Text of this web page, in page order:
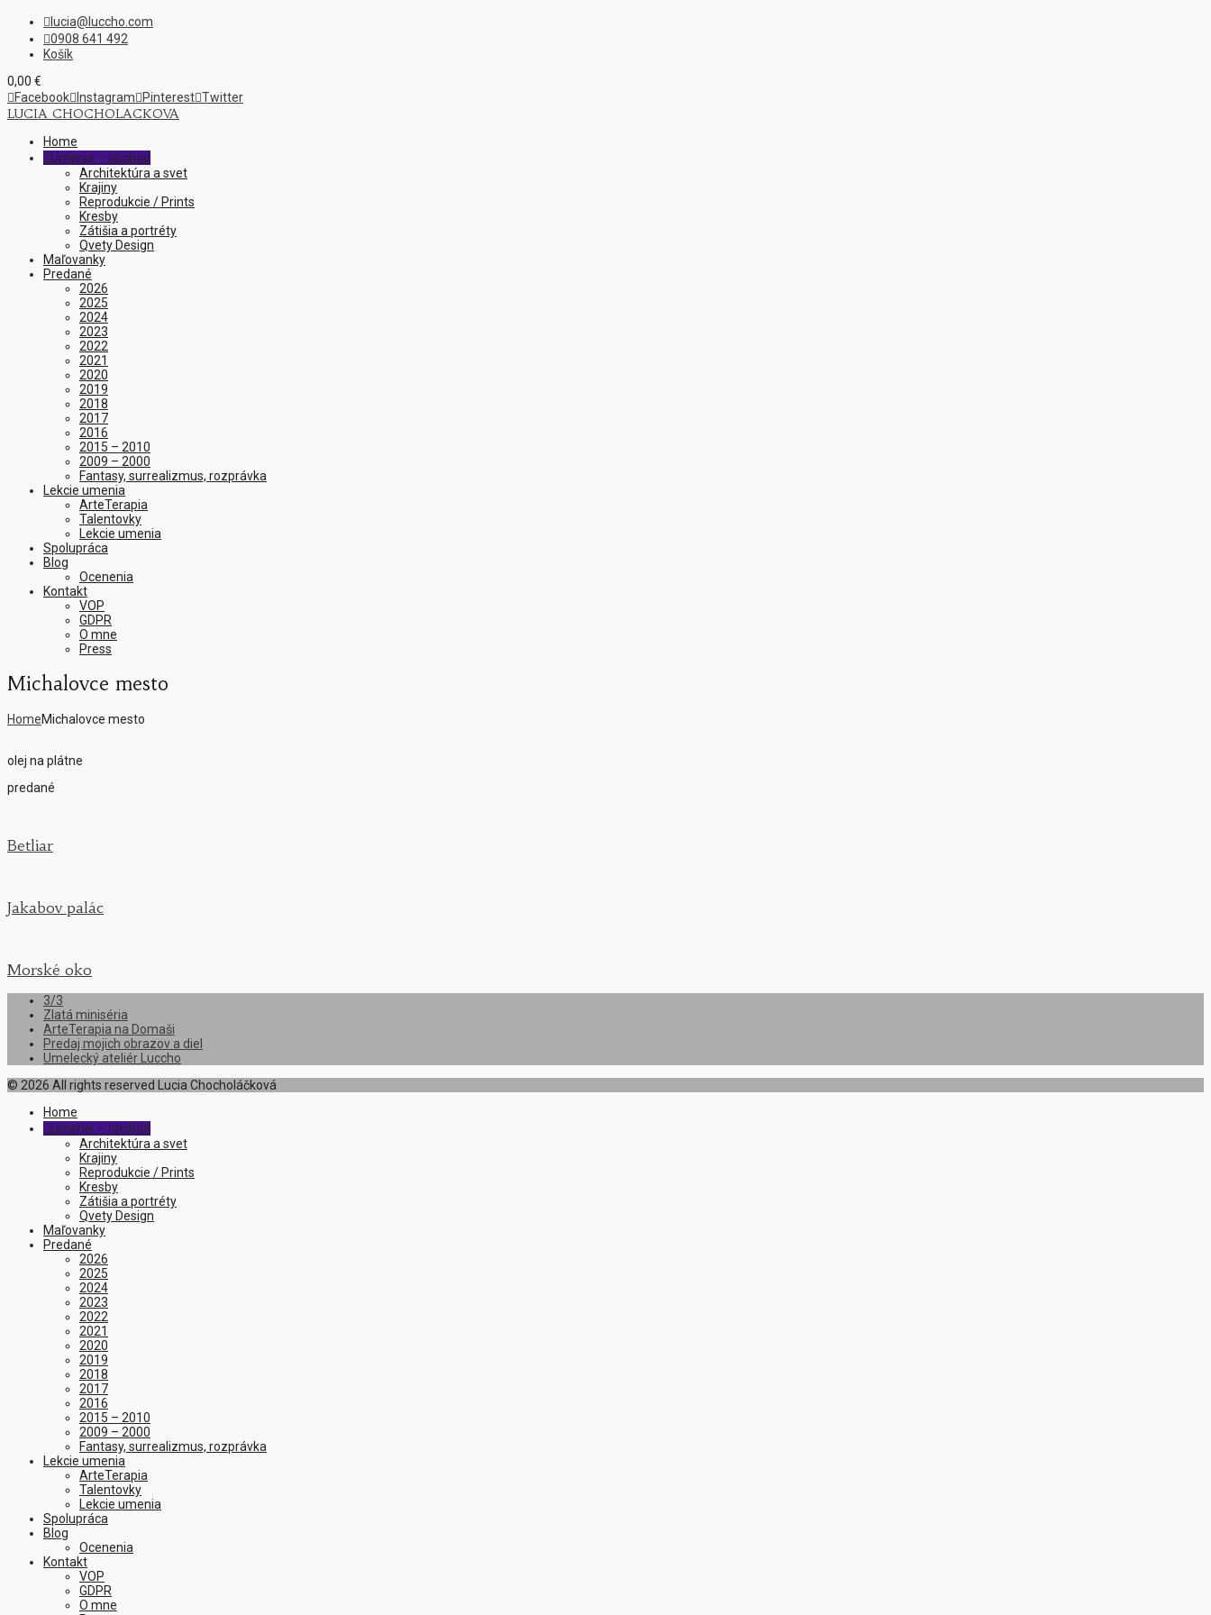
 lucia@luccho.com
0908 641 492
Košík
0,00 €
Facebook InstagramPinterestTwitter
LUCIA CHOCHOLACKOVA
Home
 Umenie – obchod
Architektúra a svet
Krajiny
Reprodukcie / Prints
Kresby
Zátišia a portréty
Qvety Design
Maľovanky
Predané
2026
2025
2024
2023
2022
2021
2020
2019
2018
2017
2016
2015 – 2010
2009 – 2000
Fantasy, surrealizmus, rozprávka
Lekcie umenia
ArteTerapia
Talentovky
Lekcie umenia
Spolupráca
Blog
Ocenenia
Kontakt
VOP
GDPR
O mne
Press
Michalovce mesto
HomeMichalovce mesto
olej na plátne
predané
Betliar
Jakabov palác
Morské oko
3/3
Zlatá miniséria
ArteTerapia na Domaši
Predaj mojich obrazov a diel
Umelecký ateliér Luccho
© 2026 All rights reserved Lucia Chocholáčková
Home
 Umenie – obchod
Architektúra a svet
Krajiny
Reprodukcie / Prints
Kresby
Zátišia a portréty
Qvety Design
Maľovanky
Predané
2026
2025
2024
2023
2022
2021
2020
2019
2018
2017
2016
2015 – 2010
2009 – 2000
Fantasy, surrealizmus, rozprávka
Lekcie umenia
ArteTerapia
Talentovky
Lekcie umenia
Spolupráca
Blog
Ocenenia
Kontakt
VOP
GDPR
O mne